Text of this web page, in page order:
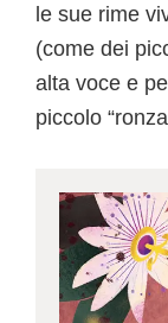
le sue rime
(come dei
alta voce e
piccolo